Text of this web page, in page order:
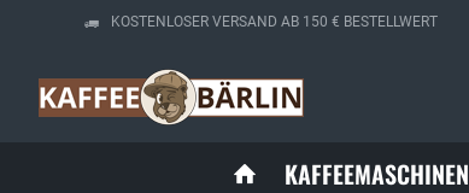
KOSTENLOSER VERSAND AB 150 € BESTELLWERT
KAFFEEMASCHINEN